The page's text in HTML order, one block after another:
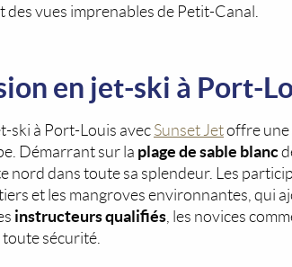
des vues imprenables de Petit-Canal.
en jet-ski à Port-
ski à Port-Louis avecSunset Jetoffre une
Démarrant sur la plage de sable blanc
nord dans toute sa splendeur. Les
et les mangroves environnantes, qui
instructeurs qualifiés , les novices
sécurité.